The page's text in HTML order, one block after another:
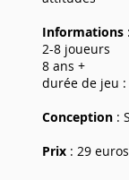
Informations :
2-8 joueurs
8 ans +
durée de jeu
Conception :
Prix : 29 euros